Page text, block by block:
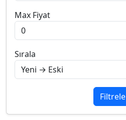
Max Fiyat
Sırala
Filtrele